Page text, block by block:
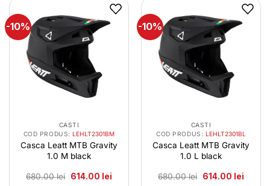
-10%
CASTI
COD PRODUS: LEHLT2301BM
Casca Leatt MTB Gravity
1.0 M black
680.00lei Prețul
614.00 leiPrețul
-10%
CASTI
COD PRODUS: LEHLT2301BL
Casca Leatt MTB Gravity
1.0 L black
680.00lei Prețul
614.00 leiPrețul